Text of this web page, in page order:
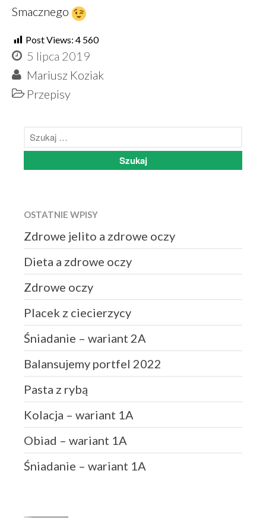
Smacznego
Post Views: 4 560
5 lipca 2019
Mariusz Koziak
Przepisy
OSTATNIE WPISY
Zdrowe jelito a zdrowe oczy
Dieta a zdrowe oczy
Zdrowe oczy
Placek z ciecierzycy
Śniadanie – wariant 2A
Balansujemy portfel 2022
Pasta z rybą
Kolacja – wariant 1A
Obiad – wariant 1A
Śniadanie – wariant 1A